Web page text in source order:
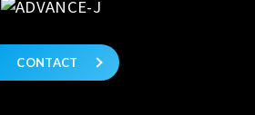
CONTACT